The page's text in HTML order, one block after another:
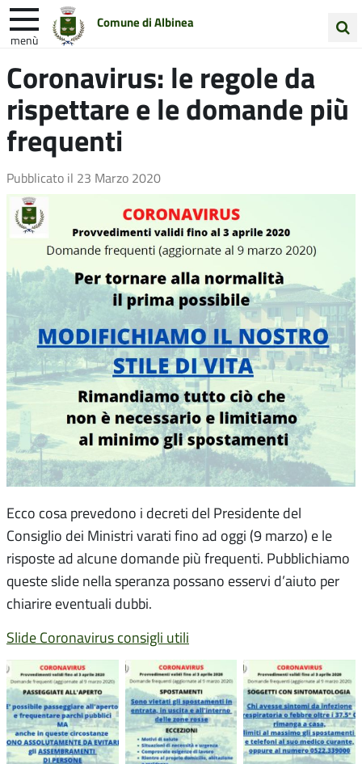
Comune di Albinea
menù
nel
sito
Entra in Comune Vivi Albinea
Unione Colline Matildiche
Coronavirus: le regole da
rispettare e le domande più
frequenti
Pubblicato il 23 Marzo 2020
Ecco cosa prevedono i decreti del Presidente del
Consiglio dei Ministri varati fino ad oggi (9 marzo) e le
risposte ad alcune domande più frequenti. Pubblichiamo
queste slide nella speranza possano esservi d’aiuto per
chiarire eventuali dubbi.
Slide Coronavirus consigli utili